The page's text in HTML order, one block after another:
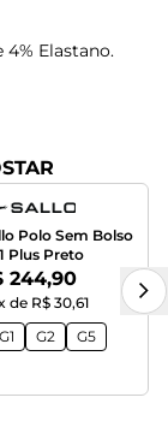
4% Elastano.
Polo Sem Bolso
Plus Preto
244,90
de R$ 30,61
G1 G2 G5